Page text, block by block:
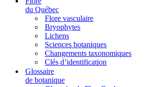
du Québec
Flore vasculaire
Bryophytes
Lichens
Sciences botaniques
Changements taxonomiques
Clés d’identification
Glossaire
de botanique